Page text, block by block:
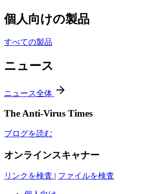
個人向けの製品
すべての製品
ニュース
ニュース全体
The Anti-Virus Times
ブログを読む
オンラインスキャナー
リンクを検査 | ファイルを検査